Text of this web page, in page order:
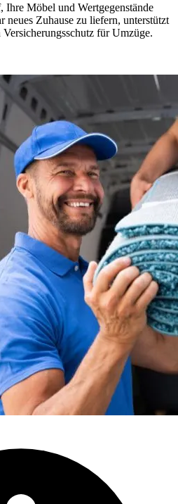
Ihre Möbel und Wertgegenstände
neues Zuhause zu liefern, unterstützt
für Umzüge.